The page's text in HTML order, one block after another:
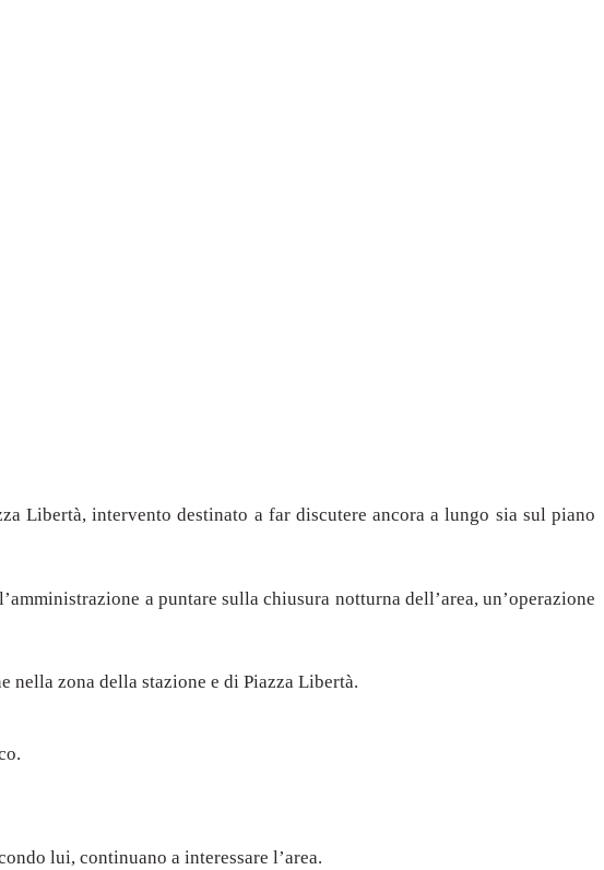
Libertà, intervento destinato a far discutere ancora a lungo sia sul piano
a puntare sulla chiusura notturna dell’area, un’operazione
zona della stazione e di Piazza Libertà.
lui, continuano a interessare l’area.